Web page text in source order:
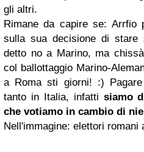
gli altri.
Rimane da capire se: Arrfio
sulla sua decisione di stare
detto no a Marino, ma
col ballottaggio Marino-
a Roma sti giorni! :)
tanto in Italia, infatti siamo
che votiamo in cambio di
Nell'immagine: elettori romani